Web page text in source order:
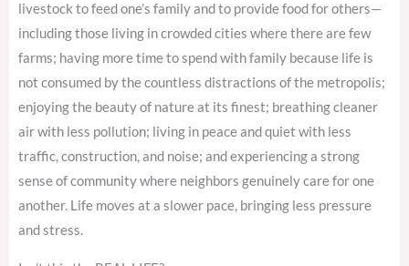
livestock to feed one’s family and to provide food for others—
including those living in crowded cities where there are few
farms; having more time to spend with family because life is
not consumed by the countless distractions of the metropolis;
enjoying the beauty of nature at its finest; breathing cleaner
air with less pollution; living in peace and quiet with less
traffic, construction, and noise; and experiencing a strong
sense of community where neighbors genuinely care for one
another. Life moves at a slower pace, bringing less pressure
and stress.